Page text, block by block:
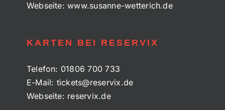
Webseite:www.susanne-wetterich.de
KARTEN BEI RESERVIX
Telefon: 01806 700 733
E-Mail: tickets@reservix.de
Webseite: reservix.de